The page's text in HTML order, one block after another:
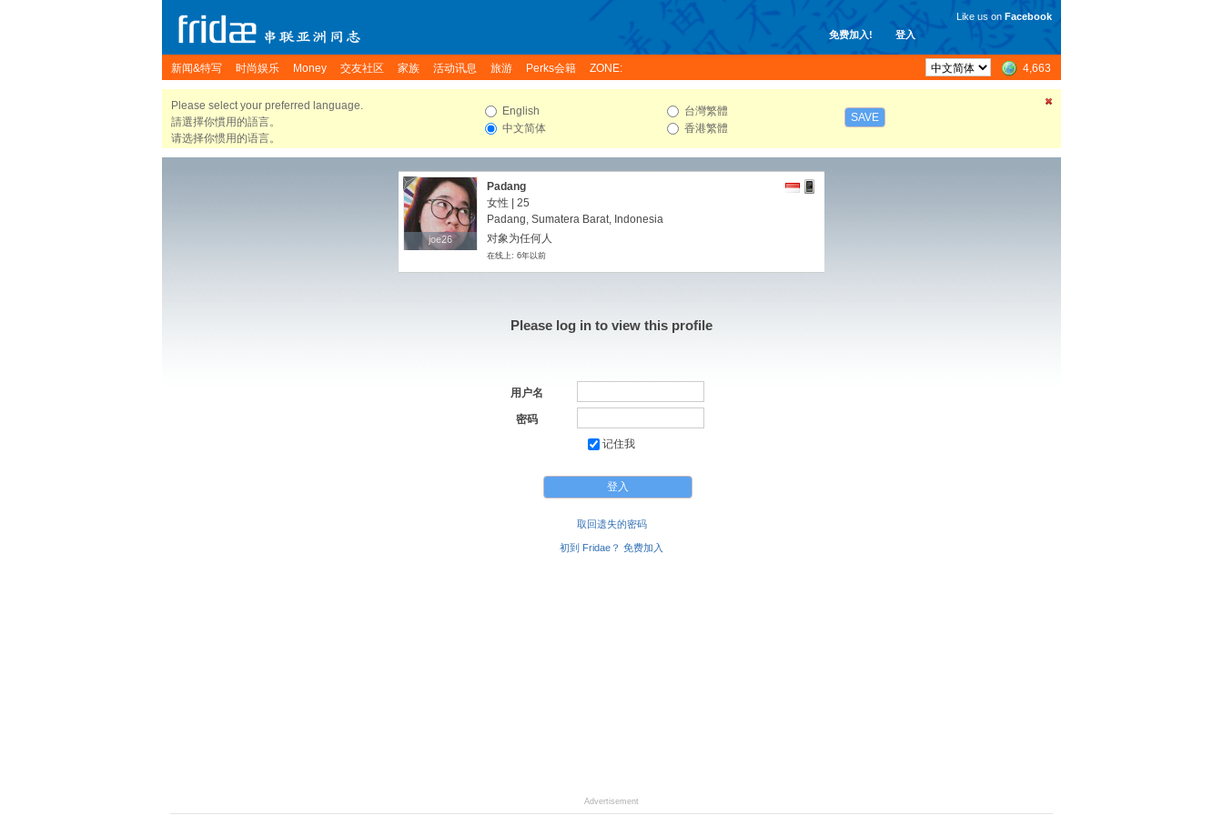
免费加入! 登入
Like us on Facebook
新闻&特写 时尚娱乐 Money 交友社区 家族 活动讯息 旅游 Perks会籍 ZONE: 4,663
Please select your preferred language.
請選擇你慣用的語言。
请选择你惯用的语言。
English
中文简体
台灣繁體
香港繁體
SAVE
joe26
joe26
Padang
女性 | 25
Padang, Sumatera Barat, Indonesia
对象为任何人
在线上: 6年以前
Please log in to view this profile
用户名
密码
记住我
取回遗失的密码
初到 Fridae？ 免费加入
Advertisement